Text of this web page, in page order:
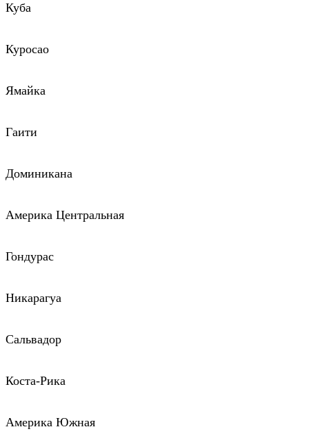
Куба
Куросао
Ямайка
Гаити
Доминикана
Америка Центральная
Гондурас
Никарагуа
Сальвадор
Коста-Рика
Америка Южная